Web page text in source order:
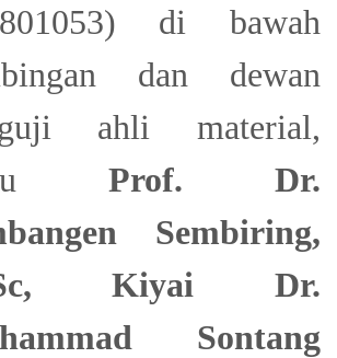
di bawah
dan dewan
ahli material,
Prof. Dr.
Sembiring,
Kiyai
Dr.
Sontang